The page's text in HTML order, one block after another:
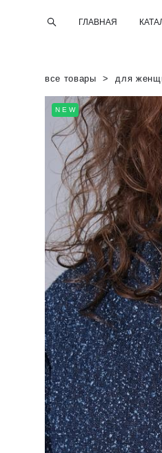
ГЛАВНАЯ
все товары > для
NEW